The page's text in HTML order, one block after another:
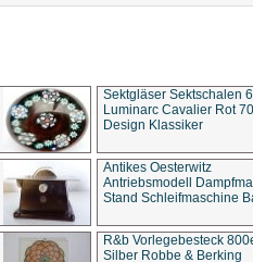
Sektgläser Sektschalen
Luminarc Cavalier Rot
Design Klassiker
Antikes Oesterwitz
Antriebsmodell
Stand Schleifmaschine
R&b Vorlegebesteck
Silber Robbe & Berking